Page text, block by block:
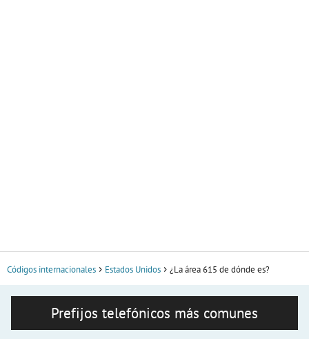
Códigos internacionales Estados Unidos ¿La área 615 de dónde es?
Prefijos telefónicos más comunes